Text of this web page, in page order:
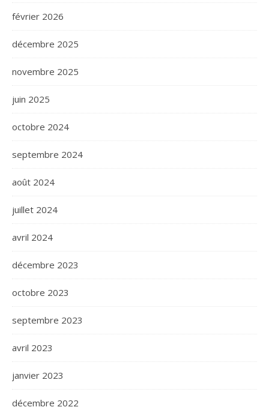
février 2026
décembre 2025
novembre 2025
juin 2025
octobre 2024
septembre 2024
août 2024
juillet 2024
avril 2024
décembre 2023
octobre 2023
septembre 2023
avril 2023
janvier 2023
décembre 2022